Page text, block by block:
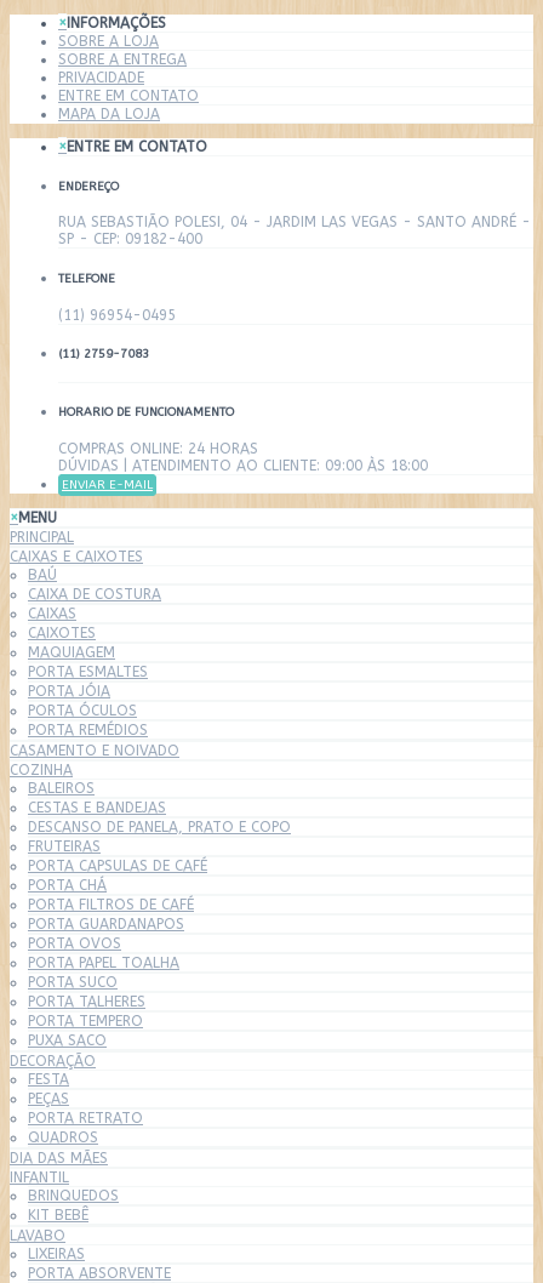
× INFORMAÇÕES
SOBRE A LOJA
SOBRE A ENTREGA
PRIVACIDADE
ENTRE EM CONTATO
MAPA DA LOJA
×ENTRE EM CONTATO
ENDEREÇO
RUA SEBASTIÃO POLESI, 04 - JARDIM LAS VEGAS - SANTO ANDRÉ -
SP - CEP: 09182-400
TELEFONE
(11) 96954-0495
(11) 2759-7083
HORARIO DE FUNCIONAMENTO
COMPRAS ONLINE: 24 HORAS
DÚVIDAS | ATENDIMENTO AO CLIENTE: 09:00 ÀS 18:00
ENVIAR E-MAIL
×MENU
PRINCIPAL
CAIXAS E CAIXOTES
BAÚ
CAIXA DE COSTURA
CAIXAS
CAIXOTES
MAQUIAGEM
PORTA ESMALTES
PORTA JÓIA
PORTA ÓCULOS
PORTA REMÉDIOS
CASAMENTO E NOIVADO
COZINHA
BALEIROS
CESTAS E BANDEJAS
DESCANSO DE PANELA, PRATO E COPO
FRUTEIRAS
PORTA CAPSULAS DE CAFÉ
PORTA CHÁ
PORTA FILTROS DE CAFÉ
PORTA GUARDANAPOS
PORTA OVOS
PORTA PAPEL TOALHA
PORTA SUCO
PORTA TALHERES
PORTA TEMPERO
PUXA SACO
DECORAÇÃO
FESTA
PEÇAS
PORTA RETRATO
QUADROS
DIA DAS MÃES
INFANTIL
BRINQUEDOS
KIT BEBÊ
LAVABO
LIXEIRAS
PORTA ABSORVENTE